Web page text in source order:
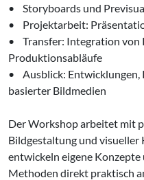
• Storyboards und
• Projektarbeit:
• Transfer: Integration von
Produktionsabläufe
• Ausblick: Entwicklungen,
basierter Bildmedien
Der Workshop arbeitet mit
Bildgestaltung und visueller
entwickeln eigene
Methoden direkt praktisch